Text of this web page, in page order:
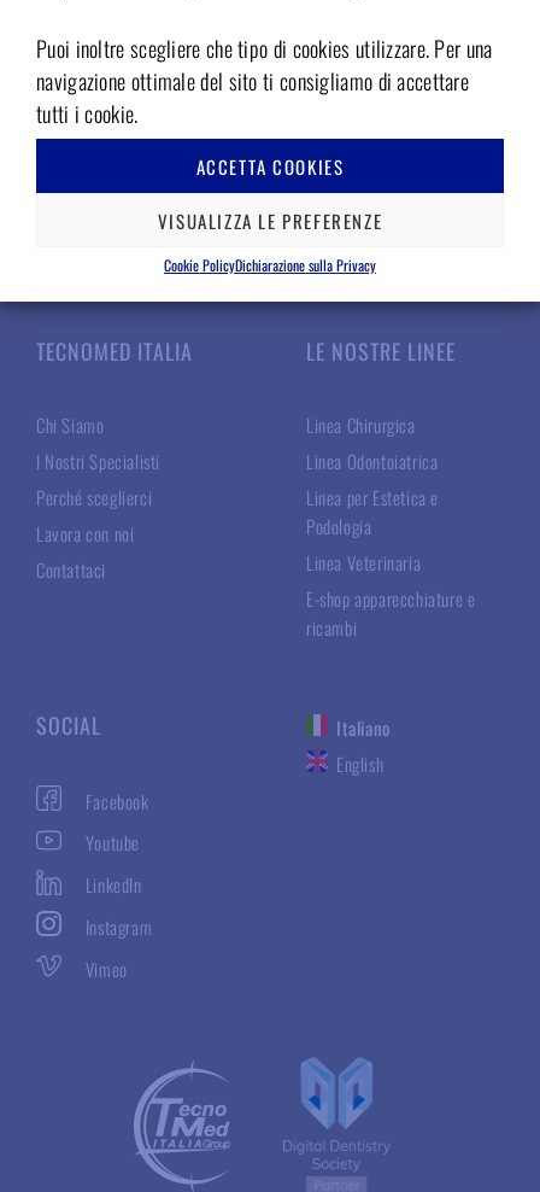
Puoi inoltre scegliere che tipo di cookies utilizzare. Per una
navigazione ottimale del sito ti consigliamo di accettare
tutti i cookie.
ACCETTA COOKIES
VISUALIZZA LE PREFERENZE
Cookie PolicyDichiarazione sulla Privacy
PRODOTTI CORRELATI
TECNOMED ITALIA
Chi Siamo
I Nostri Specialisti
Perché sceglierci
Lavora con noi
Contattaci
LE NOSTRE LINEE
Linea Chirurgica
Linea Odontoiatrica
Linea per Estetica e
Podologia
Linea Veterinaria
E-shop apparecchiature e
ricambi
SOCIAL
Facebook
Youtube
LinkedIn
Instagram
Vimeo
Italiano
English